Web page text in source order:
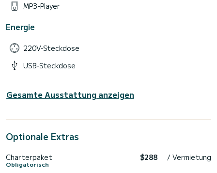
MP3-Player
Energie
220V-Steckdose
USB-Steckdose
Gesamte Ausstattung anzeigen
Optionale Extras
Charterpaket
Obligatorisch
$288 / Vermietung